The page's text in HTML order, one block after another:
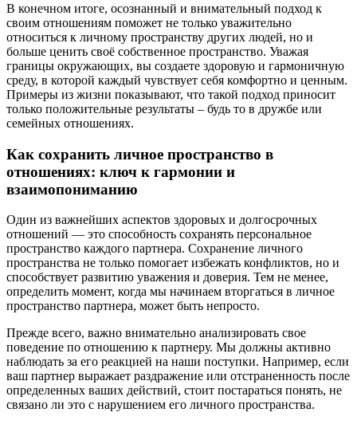
В конечном итоге, осознанный и внимательный подход к
своим отношениям поможет не только уважительно
относиться к личному пространству других людей, но и
больше ценить своё собственное пространство. Уважая
границы окружающих, вы создаете здоровую и гармоничную
среду, в которой каждый чувствует себя комфортно и ценным.
Примеры из жизни показывают, что такой подход приносит
только положительные результаты – будь то в дружбе или
семейных отношениях.
Как сохранить личное пространство в
отношениях: ключ к гармонии и
взаимопониманию
Один из важнейших аспектов здоровых и долгосрочных
отношений — это способность сохранять персональное
пространство каждого партнера. Сохранение личного
пространства не только помогает избежать конфликтов, но и
способствует развитию уважения и доверия. Тем не менее,
определить момент, когда мы начинаем вторгаться в личное
пространство партнера, может быть непросто.
Прежде всего, важно внимательно анализировать свое
поведение по отношению к партнеру. Мы должны активно
наблюдать за его реакцией на наши поступки. Например, если
ваш партнер выражает раздражение или отстраненность после
определенных ваших действий, стоит постараться понять, не
связано ли это с нарушением его личного пространства.